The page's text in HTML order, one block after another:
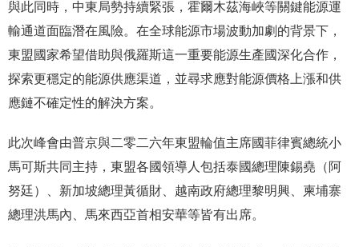
與此同時，中東局勢持續緊張，霍爾木茲海峽等關鍵能源運
輸通道面臨潛在風險。在全球能源市場波動加劇的背景下，
東盟國家希望借助與俄羅斯這一重要能源生產國深化合作，
探索更穩定的能源供應渠道，並尋求應對能源價格上漲和供
應鏈不確定性的解決方案。
此次峰會由普京與二零二六年東盟輪值主席國菲律賓總統小
馬可斯共同主持，東盟各國領導人包括泰國總理陳錫堯（阿
努廷）、新加坡總理黃循財、越南政府總理黎明興、柬埔寨
總理洪馬內、馬來西亞首相安華等皆有出席。